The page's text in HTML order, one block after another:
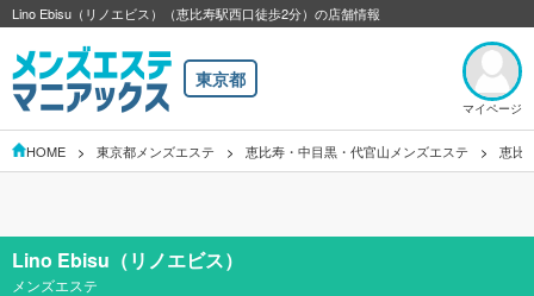
Lino Ebisu（リノエビス）（恵比寿駅西口徒歩2分）の店舗情報
東京都
マイページ
HOME 東京都メンズエステ 恵比寿・中目黒・代官山メンズエステ 恵比
Lino Ebisu（リノエビス）
メンズエステ